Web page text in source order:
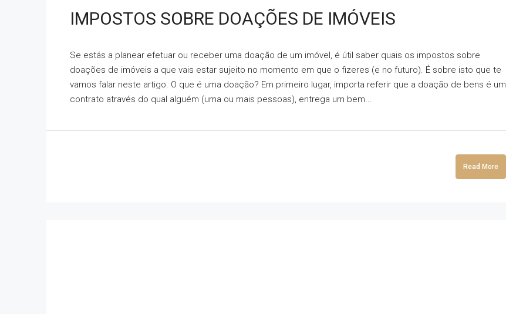
IMPOSTOS SOBRE DOAÇÕES DE IMÓVEIS
Se estás a planear efetuar ou receber uma doação de um imóvel, é útil saber quais os impostos sobre
doações de imóveis a que vais estar sujeito no momento em que o fizeres (e no futuro). É sobre isto que te
vamos falar neste artigo. O que é uma doação? Em primeiro lugar, importa referir que a doação de bens é um
contrato através do qual alguém (uma ou mais pessoas), entrega um bem...
Read More